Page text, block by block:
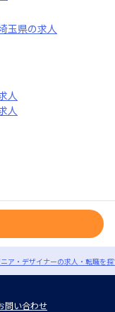
玉県の求人
人
人
ア・デザイナーの求人・転職を
問い合わせ